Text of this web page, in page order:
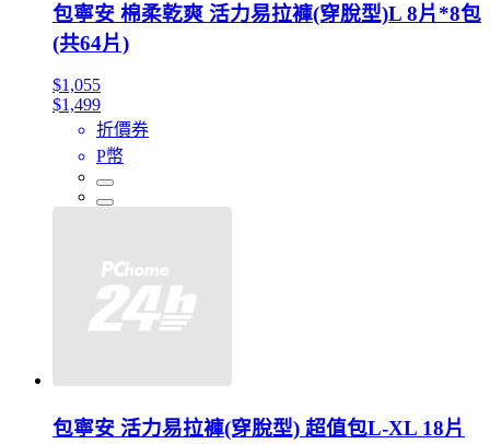
包寧安 棉柔乾爽 活力易拉褲(穿脫型)L 8片*8包
(共64片)
$1,055
$1,499
折價券
P幣
包寧安 活力易拉褲(穿脫型) 超值包L-XL 18片